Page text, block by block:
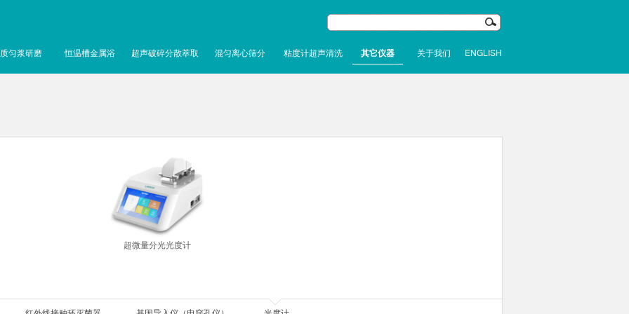
匀浆研磨 恒温槽金属浴 超声破碎分散萃取 混匀离心筛分 粘度计超声清洗 其它仪器 关于我们 ENGLISH
超微量分光光度计